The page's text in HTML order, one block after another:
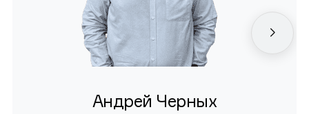
Андрей Черных